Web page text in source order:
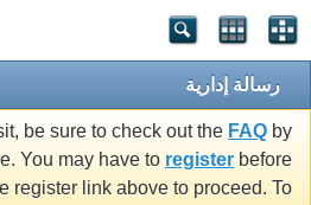
رسالة إدارية
be sure to check out the FAQ by
You may have to register before
register link above to proceed. To